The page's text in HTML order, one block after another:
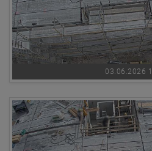
03.06.2026